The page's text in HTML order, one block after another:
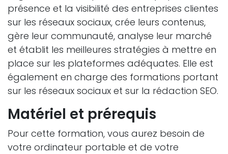
présence et la visibilité des entreprises clientes
sur les réseaux sociaux, crée leurs contenus,
gère leur communauté, analyse leur marché
et établit les meilleures stratégies à mettre en
place sur les plateformes adéquates. Elle est
également en charge des formations portant
sur les réseaux sociaux et sur la rédaction SEO.
Matériel et prérequis
Pour cette formation, vous aurez besoin de
votre ordinateur portable et de votre